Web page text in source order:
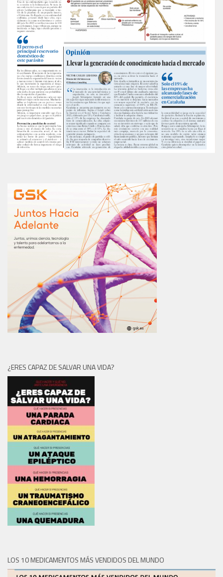
¿ERES CAPAZ DE SALVAR UNA VIDA?
LOS 10 MEDICAMENTOS MÁS VENDIDOS DEL MUNDO